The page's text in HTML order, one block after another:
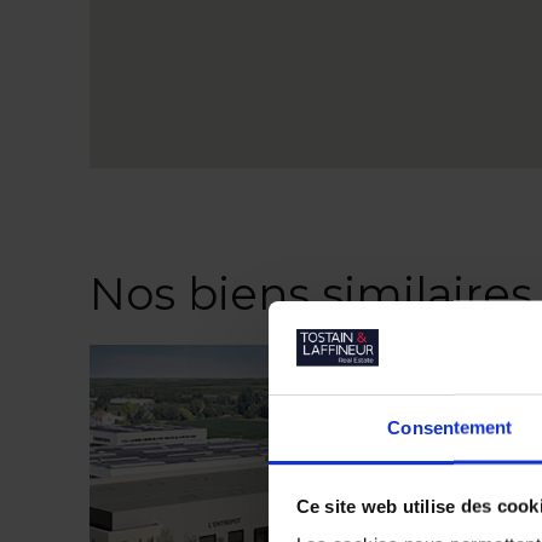
Consentement
Ce site web utilise des
Nos biens similaires